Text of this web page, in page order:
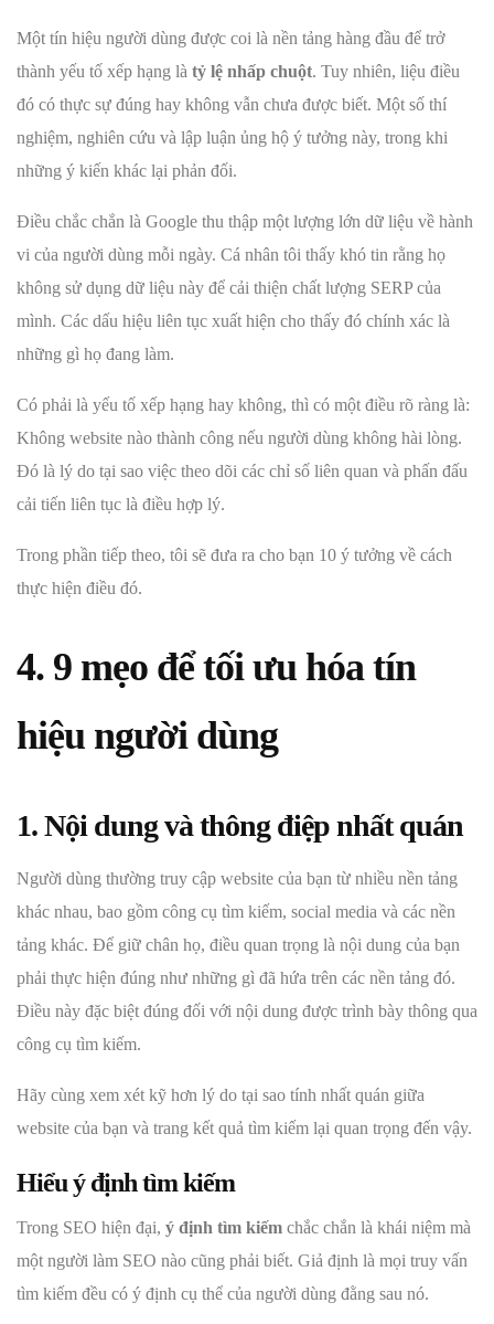
Một tín hiệu người dùng được coi là nền tảng hàng đầu để trở
thành yếu tố xếp hạng là tỷ lệ nhấp chuột. Tuy nhiên, liệu điều
đó có thực sự đúng hay không vẫn chưa được biết. Một số thí
nghiệm, nghiên cứu và lập luận ủng hộ ý tưởng này, trong khi
những ý kiến ​​khác lại phản đối.
Điều chắc chắn là Google thu thập một lượng lớn dữ liệu về hành
vi của người dùng mỗi ngày. Cá nhân tôi thấy khó tin rằng họ
không sử dụng dữ liệu này để cải thiện chất lượng SERP của
mình. Các dấu hiệu liên tục xuất hiện cho thấy đó chính xác là
những gì họ đang làm.
Có phải là yếu tố xếp hạng hay không, thì có một điều rõ ràng là:
Không website nào thành công nếu người dùng không hài lòng.
Đó là lý do tại sao việc theo dõi các chỉ số liên quan và phấn đấu
cải tiến liên tục là điều hợp lý.
Trong phần tiếp theo, tôi sẽ đưa ra cho bạn 10 ý tưởng về cách
thực hiện điều đó.
4. 9 mẹo để tối ưu hóa tín
hiệu người dùng
1. Nội dung và thông điệp nhất quán
Người dùng thường truy cập website của bạn từ nhiều nền tảng
khác nhau, bao gồm công cụ tìm kiếm, social media và các nền
tảng khác. Để giữ chân họ, điều quan trọng là nội dung của bạn
phải thực hiện đúng như những gì đã hứa trên các nền tảng đó.
Điều này đặc biệt đúng đối với nội dung được trình bày thông qua
công cụ tìm kiếm.
Hãy cùng xem xét kỹ hơn lý do tại sao tính nhất quán giữa
website của bạn và trang kết quả tìm kiếm lại quan trọng đến vậy.
Hiểu ý định tìm kiếm
Trong SEO hiện đại, ý định tìm kiếm chắc chắn là khái niệm mà
một người làm SEO nào cũng phải biết. Giả định là mọi truy vấn
tìm kiếm đều có ý định cụ thể của người dùng đằng sau nó.